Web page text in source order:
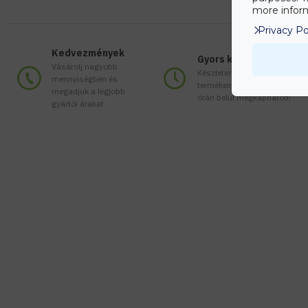
Kedvezmények
Vásárolj nagyobb
mennyiségben és
megadjuk a legjobb
gyártói árakat.
Gyors kiszállítás
Készleten lévő
termékeinket akár 24
órán belül megkaphatod!
more
Privacy